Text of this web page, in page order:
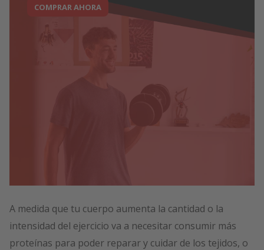
COMPRAR AHORA
A medida que tu cuerpo aumenta la cantidad o la
intensidad del ejercicio va a necesitar consumir más
proteínas para poder reparar y cuidar de los tejidos, o